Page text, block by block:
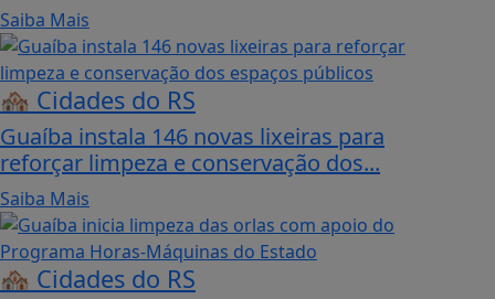
Saiba Mais
🏘️ Cidades do RS
Guaíba instala 146 novas lixeiras para
reforçar limpeza e conservação dos...
Saiba Mais
🏘️ Cidades do RS